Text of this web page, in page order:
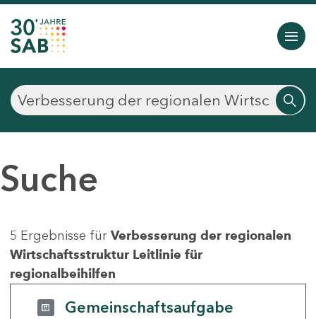
Suche
5 Ergebnisse für Verbesserung der regionalen
Wirtschaftsstruktur Leitlinie für
regionalbeihilfen
Gemeinschaftsaufgabe